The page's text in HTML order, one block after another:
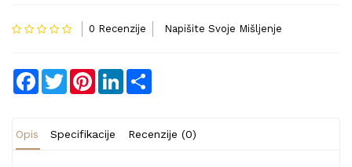
0 Recenzije Napišite Svoje Mišljenje
Facebook
TwitterPinterestLinkedIn
Opis Specifikacije Recenzije (0)